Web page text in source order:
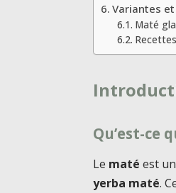
Variantes
Maté
Qu’est-ce
Le maté est
yerba maté.